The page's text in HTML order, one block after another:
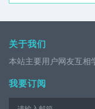
关于我们
本站主要用户网友互相
我要订阅